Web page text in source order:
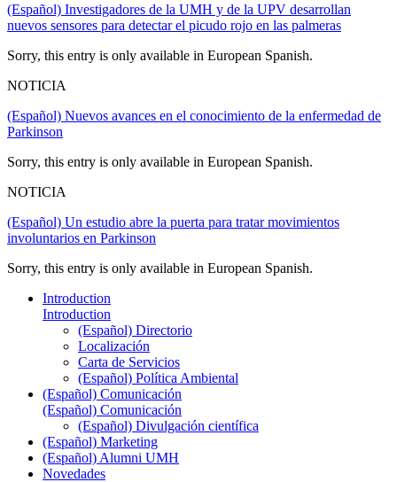
(Español) Investigadores de la UMH y de la UPV desarrollan
nuevos sensores para detectar el picudo rojo en las palmeras
Sorry, this entry is only available in European Spanish.
NOTICIA
(Español) Nuevos avances en el conocimiento de la enfermedad de
Parkinson
Sorry, this entry is only available in European Spanish.
NOTICIA
(Español) Un estudio abre la puerta para tratar movimientos
involuntarios en Parkinson
Sorry, this entry is only available in European Spanish.
Introduction
Introduction
(Español) Directorio
Localización
Carta de Servicios
(Español) Política Ambiental
(Español) Comunicación
(Español) Comunicación
(Español) Divulgación científica
(Español) Marketing
(Español) Alumni UMH
Novedades